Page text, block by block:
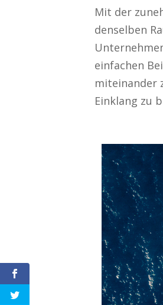
Mit der
denselben
einfachen
miteinander
Einklang zu